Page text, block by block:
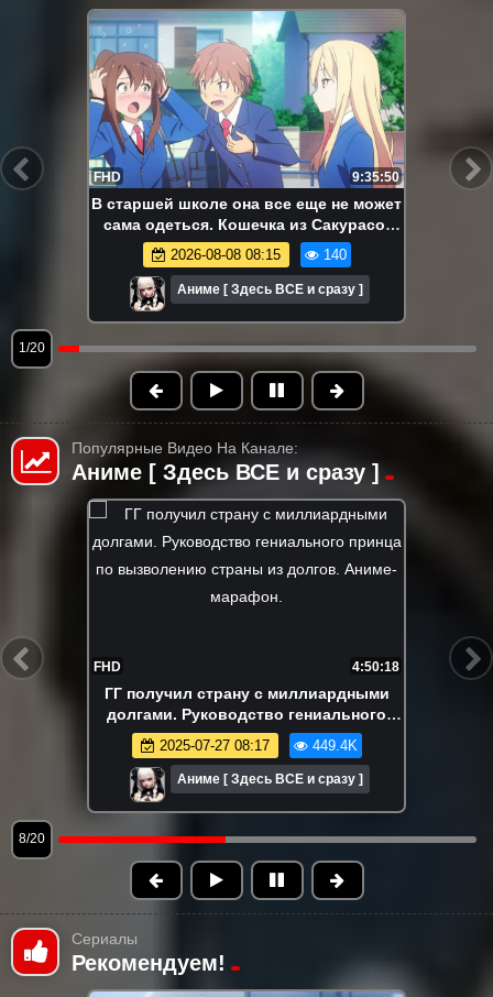
FHD 9:35:50
В старшей школе она все еще не может
сама одеться. Кошечка из Сакурасо.
Аниме-марафон. Все серии подряд.
2026-08-08 08:15 140
Аниме [ Здесь ВСЕ и сразу ]
1/20
Популярные Видео На Канале:
Аниме [ Здесь ВСЕ и сразу ]
FHD 4:40:60
Его бросили в лесу, заместо супер
навыков. На самом деле я самый
сильный? Аниме-марафон. Все серии
подряд.
2025-06-01 08:56 396.7K
Аниме [ Здесь ВСЕ и сразу ]
9/20
Сериалы
Рекомендуем!